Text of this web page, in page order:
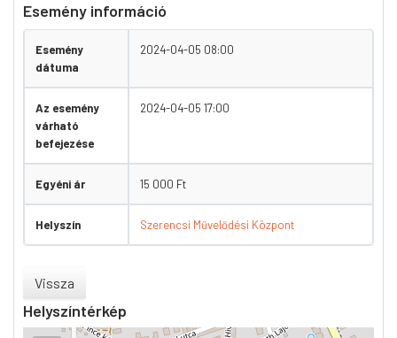
Esemény információ
Esemény
dátuma
2024-04-05 08:00
Az esemény
várható
befejezése
2024-04-05 17:00
Egyéni ár 15 000 Ft
Helyszín Szerencsi Művelődési Központ
Vissza
Helyszíntérkép